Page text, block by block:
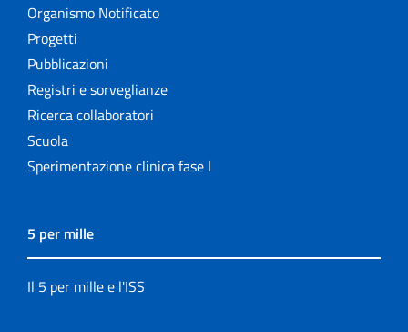
Organismo Notificato
Progetti
Pubblicazioni
Registri e sorveglianze
Ricerca collaboratori
Scuola
Sperimentazione clinica fase I
5 per mille
Il 5 per mille e l'ISS